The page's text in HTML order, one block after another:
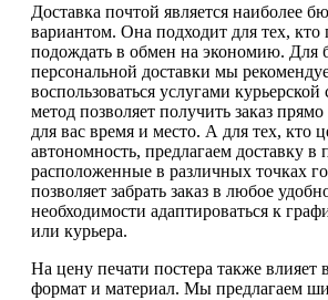
Доставка почтой является наиболее
вариантом. Она подходит для тех, кто
подождать в обмен на экономию. Для
персональной доставки мы
воспользоваться услугами
метод позволяет получить заказ
для вас время и место. А для тех, кто
автономность, предлагаем доставку
расположенные в различных точках
позволяет забрать заказ в любое
необходимости адаптироваться к
или курьера.
На цену печати постера также
формат и материал. Мы предлагаем